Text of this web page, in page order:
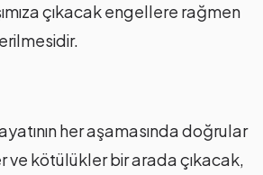
çıkacak engellere rağmen
her aşamasında doğrular
ve kötülükler bir arada çıkacak,